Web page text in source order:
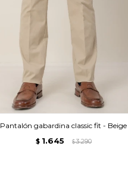
Pantalón gabardina classic fit - Beige
$ 1.645 $ 3.290